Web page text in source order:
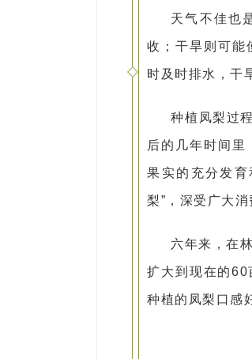
天气不佳也
收；干旱则可能
时及时排水，干
种植凤梨过
后的几年时间里
果实的充分发
梨”，深受广大消
六年来，在
扩大到现在的60
种植的凤梨口感